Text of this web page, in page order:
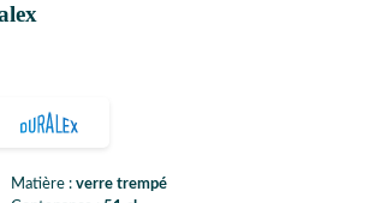
Matière : verre trempé